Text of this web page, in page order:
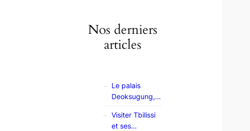
Nos derniers
articles
Le palais
Deoksugung,
paix à Séoul
Visiter Tbilissi
et ses